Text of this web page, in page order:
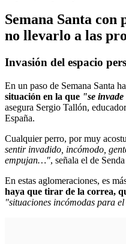
Semana Santa
no llevarlo a las
Invasión del espacio
En un paso de Semana Santa
situación en la que "se
asegura Sergio Tallón,
España.
Cualquier perro, por muy
sentir invadido, incómodo,
empujan…", señala el de
En estas aglomeraciones, es
haya que tirar de la correa,
"situaciones incómodas para